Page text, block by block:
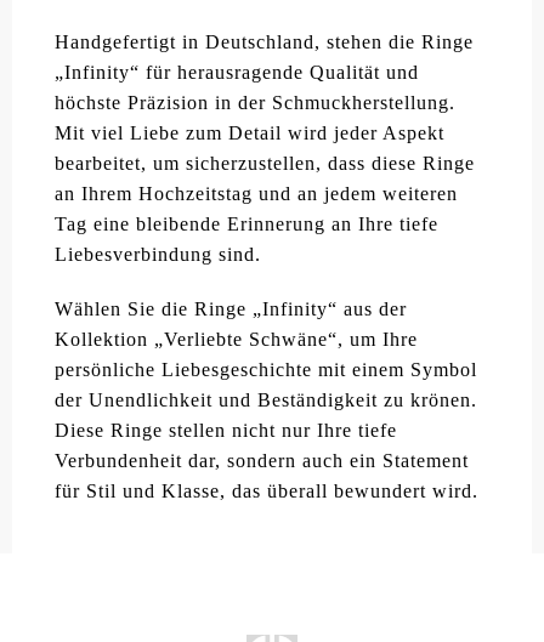
Handgefertigt in Deutschland, stehen die Ringe
„Infinity“ für herausragende Qualität und
höchste Präzision in der Schmuckherstellung.
Mit viel Liebe zum Detail wird jeder Aspekt
bearbeitet, um sicherzustellen, dass diese Ringe
an Ihrem Hochzeitstag und an jedem weiteren
Tag eine bleibende Erinnerung an Ihre tiefe
Liebesverbindung sind.
Wählen Sie die Ringe „Infinity“ aus der
Kollektion „Verliebte Schwäne“, um Ihre
persönliche Liebesgeschichte mit einem Symbol
der Unendlichkeit und Beständigkeit zu krönen.
Diese Ringe stellen nicht nur Ihre tiefe
Verbundenheit dar, sondern auch ein Statement
für Stil und Klasse, das überall bewundert wird.